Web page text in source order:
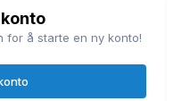
for å starte en ny konto!